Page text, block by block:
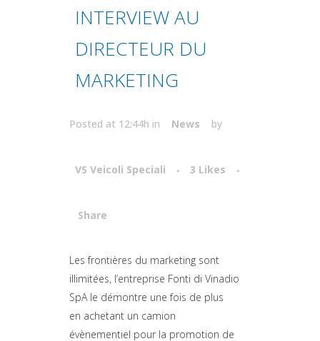
INTERVIEW AU
DIRECTEUR DU
MARKETING
Posted at 12:44h in News by
VS Veicoli Speciali 3 Likes
Share
Attiva comando
Les frontières du marketing sont
illimitées, l’entreprise Fonti di Vinadio
SpA le démontre une fois de plus
en achetant un camion
évènementiel pour la promotion de